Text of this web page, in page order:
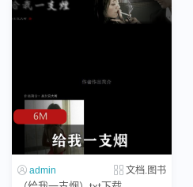
admin 文档.图书